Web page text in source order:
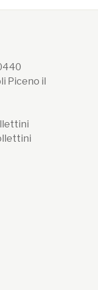
Piceno il